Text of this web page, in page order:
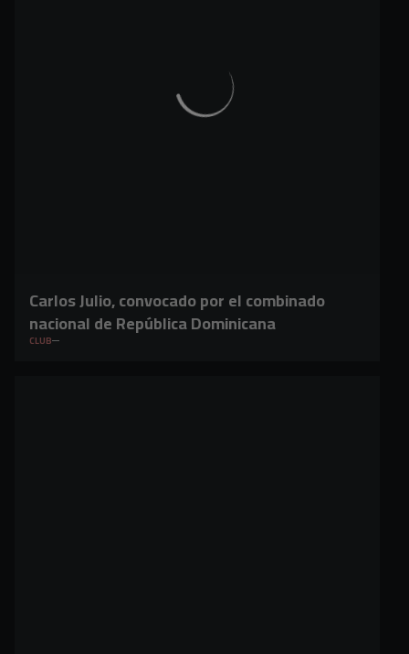
Carlos Julio, convocado por el combinado
nacional de República Dominicana
CLUB